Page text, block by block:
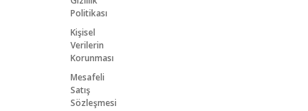
Politikası
Kişisel
Verilerin
Korunması
Mesafeli
Satış
Sözleşmesi